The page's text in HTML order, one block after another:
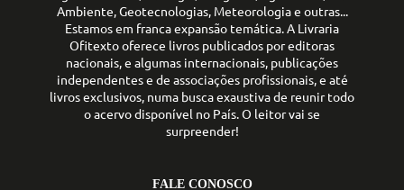
Ambiente, Geotecnologias, Meteorologia e outras...
Estamos em franca expansão temática. A Livraria
Ofitexto oferece livros publicados por editoras
nacionais, e algumas internacionais, publicações
independentes e de associações profissionais, e até
livros exclusivos, numa busca exaustiva de reunir todo
o acervo disponível no País. O leitor vai se
surpreender!
FALE CONOSCO